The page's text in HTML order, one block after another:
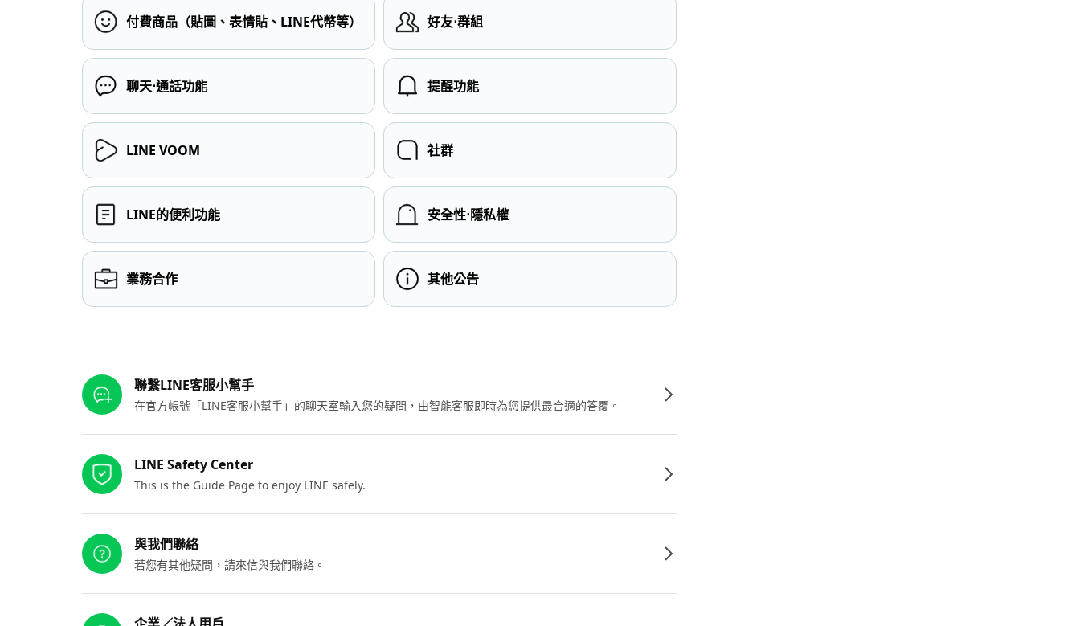
付費商品（貼圖、表情貼、LINE代幣等） 好友⋅群組
聊天⋅通話功能 提醒功能
LINE VOOM 社群
LINE的便利功能 安全性⋅隱私權
業務合作 其他公告
聯繫LINE客服小幫手
在官方帳號「LINE客服小幫手」的聊天室輸入您的疑問，由智能客服即時為您提供最合適的答覆。
LINE Safety Center
This is the Guide Page to enjoy LINE safely.
與我們聯絡
若您有其他疑問，請來信與我們聯絡。